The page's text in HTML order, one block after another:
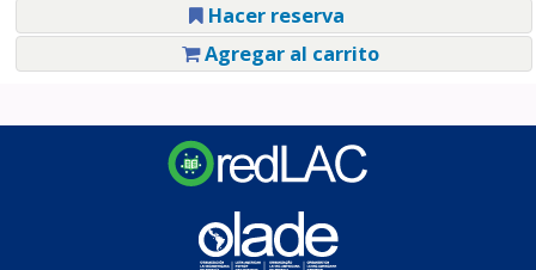
Hacer reserva
Agregar al carrito